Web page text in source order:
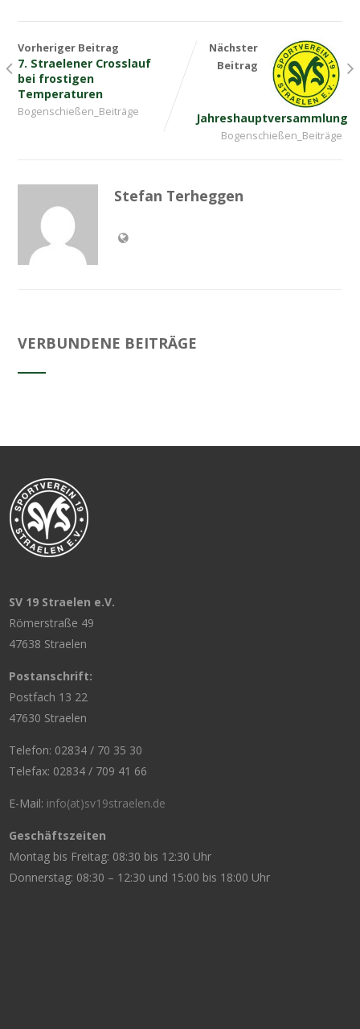
Vorheriger Beitrag
7. Straelener Crosslauf
bei frostigen
Temperaturen
Bogenschießen_Beiträge
Nächster
Beitrag
Jahreshauptversammlung
Bogenschießen_Beiträge
Stefan Terheggen
VERBUNDENE BEITRÄGE
SV 19 Straelen e.V.
Römerstraße 49
47638 Straelen
Postanschrift:
Postfach 13 22
47630 Straelen
Telefon: 02834 / 70 35 30
Telefax: 02834 / 709 41 66
E-Mail: info(at)sv19straelen.de
Geschäftszeiten
Montag bis Freitag: 08:30 bis 12:30 Uhr
Donnerstag: 08:30 – 12:30 und 15:00 bis 18:00 Uhr